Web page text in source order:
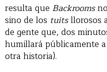
resulta que Backrooms
sino de los tuitsllorosos
de gente que, dos
humillará públicamente
otra historia).